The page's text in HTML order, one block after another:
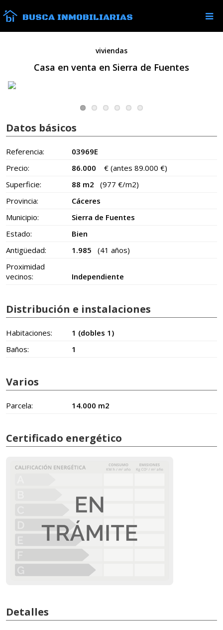
BUSCA INMOBILIARIAS
viviendas
Casa en venta en Sierra de Fuentes
Datos básicos
Referencia:
03969E
Precio:
86.000 € (antes 89.000 €)
Superficie:
88 m2
(977 €/m2)
Provincia:
Cáceres
Municipio:
Sierra de Fuentes
Estado:
Bien
Antigüedad:
1.985
(41 años)
Proximidad
vecinos:
Independiente
Distribución e instalaciones
Habitaciones:
1 (dobles 1)
Baños:
1
Varios
Parcela: 14.000 m2
Certificado energético
Detalles